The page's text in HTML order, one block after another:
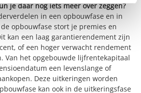
je daar nog iets meer over zeggen?
in een opbouwfase en in
opbouwfase stort je premies en
kan een laag garantierendement zijn
of een hoger verwacht rendement
Van het opgebouwde lijfrentekapitaal
een levenslange of
Deze uitkeringen worden
kan ook in de uitkeringsfase